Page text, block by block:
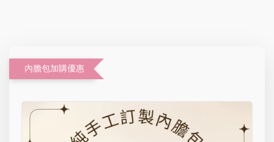
內膽包加購優惠